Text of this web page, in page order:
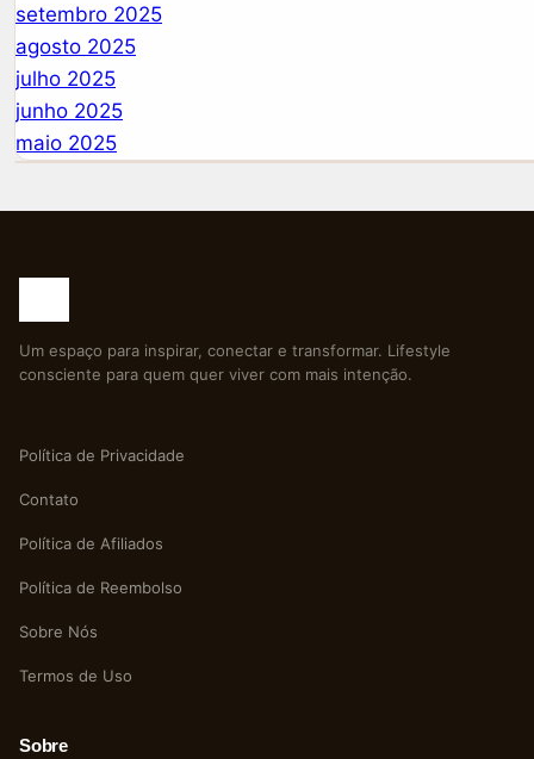
setembro 2025
agosto 2025
julho 2025
junho 2025
maio 2025
Um espaço para inspirar, conectar e transformar. Lifestyle
consciente para quem quer viver com mais intenção.
Política de Privacidade
Contato
Política de Afiliados
Política de Reembolso
Sobre Nós
Termos de Uso
Sobre